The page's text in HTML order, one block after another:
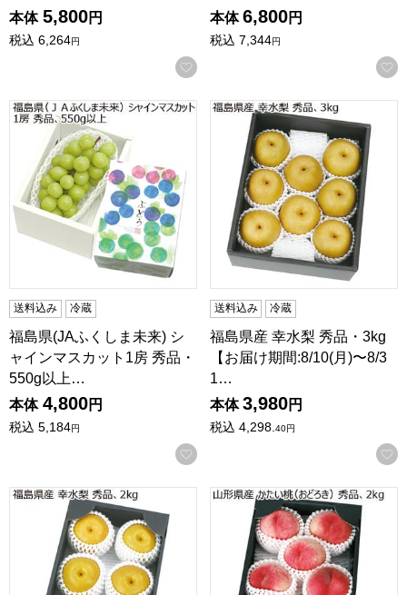
本体 5,800円
税込 6,264円
お気に入りに登録する
本体 6,800円
税込 7,344円
福島県(JAふくしま未来) シャインマスカット1房 秀品・
送料込み 冷蔵
福島県(JAふくしま未来) シ
ャインマスカット1房 秀品・
550g以上…
本体 4,800円
税込 5,184円
お気に入りに登録する
福島県産 幸水梨 秀品・3kg
送料込み 冷蔵
福島県産 幸水梨 秀品・3kg
【お届け期間:8/10(月)〜8/3
1…
本体 3,980円
税込 4,298. 40円
福島県産 幸水梨 秀品・2kg 【お届け期間:8/10(月)〜8/31(月)
山形県産 かたい桃(おどろき)